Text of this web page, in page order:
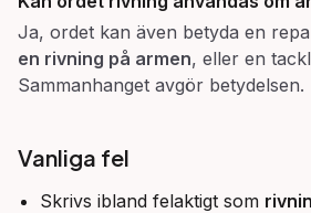
Ja, ordet kan även betyda en
en rivning på armen, eller en
Sammanhanget avgör betydelsen.
Vanliga fel
Skrivs ibland felaktigt som